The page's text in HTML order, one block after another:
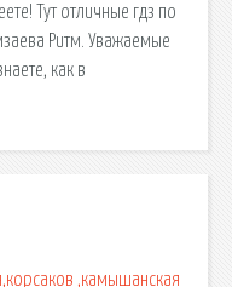
Тут отличные гдз по
Ритм. Уважаемые
как в
,камышанская